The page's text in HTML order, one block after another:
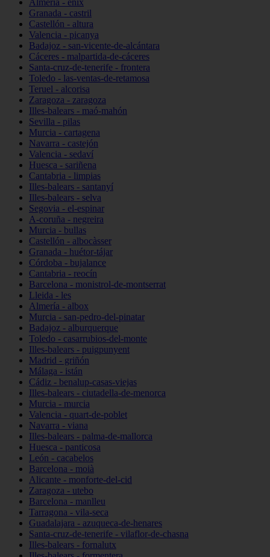
Almería - enix
Granada - castril
Castellón - altura
Valencia - picanya
Badajoz - san-vicente-de-alcántara
Cáceres - malpartida-de-cáceres
Santa-cruz-de-tenerife - frontera
Toledo - las-ventas-de-retamosa
Teruel - alcorisa
Zaragoza - zaragoza
Illes-balears - maó-mahón
Sevilla - pilas
Murcia - cartagena
Navarra - castejón
Valencia - sedaví
Huesca - sariñena
Cantabria - limpias
Illes-balears - santanyí
Illes-balears - selva
Segovia - el-espinar
A-coruña - negreira
Murcia - bullas
Castellón - albocàsser
Granada - huétor-tájar
Córdoba - bujalance
Cantabria - reocín
Barcelona - monistrol-de-montserrat
Lleida - les
Almería - albox
Murcia - san-pedro-del-pinatar
Badajoz - alburquerque
Toledo - casarrubios-del-monte
Illes-balears - puigpunyent
Madrid - griñón
Málaga - istán
Cádiz - benalup-casas-viejas
Illes-balears - ciutadella-de-menorca
Murcia - murcia
Valencia - quart-de-poblet
Navarra - viana
Illes-balears - palma-de-mallorca
Huesca - panticosa
León - cacabelos
Barcelona - moià
Alicante - monforte-del-cid
Zaragoza - utebo
Barcelona - manlleu
Tarragona - vila-seca
Guadalajara - azuqueca-de-henares
Santa-cruz-de-tenerife - vilaflor-de-chasna
Illes-balears - fornalutx